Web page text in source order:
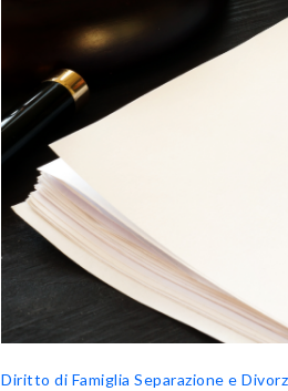
Diritto di Famiglia Separazione e